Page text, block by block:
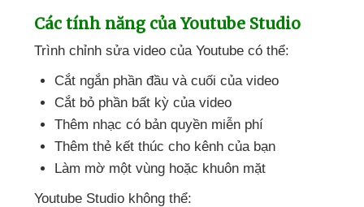
Các tính năng của Youtube Studio
Trình chỉnh sửa video của Youtube có thể:
Cắt ngắn phần đầu và cuối của video
Cắt bỏ phần bất kỳ của video
Thêm nhạc có bản quyền miễn phí
Thêm thẻ kết thúc cho kênh của bạn
Làm mờ một vùng hoặc khuôn mặt
Youtube Studio không thể: